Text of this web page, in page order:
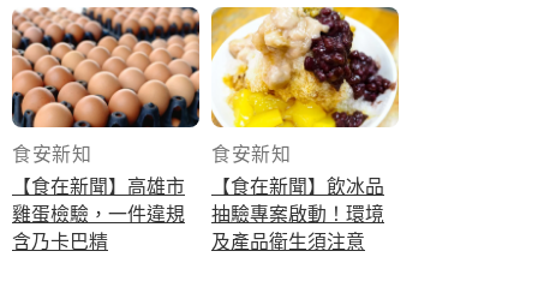
食安新知
【食在新聞】高雄市
雞蛋檢驗，一件違規
含乃卡巴精
食安新知
【食在新聞】飲冰品
抽驗專案啟動！環境
及產品衛生須注意